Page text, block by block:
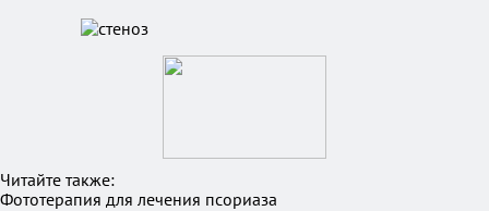
Читайте также:
Фототерапия для лечения псориаза